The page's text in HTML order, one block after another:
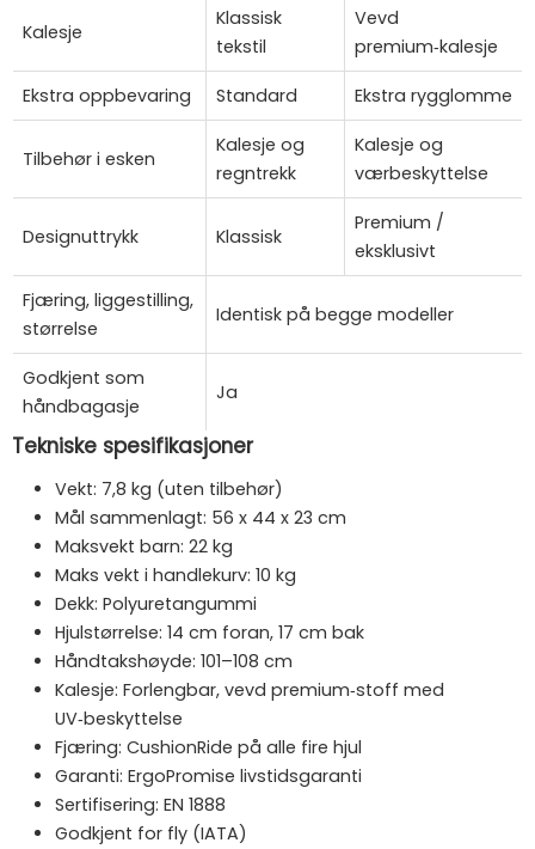
Kalesje
Klassisk
tekstil
Vevd
premium‑kalesje
Ekstra oppbevaring Standard Ekstra rygglomme
Tilbehør i esken
Kalesje og
regntrekk
Kalesje og
værbeskyttelse
Designuttrykk Klassisk
Premium /
eksklusivt
Fjæring, liggestilling,
størrelse
Identisk på begge modeller
Godkjent som
håndbagasje
Ja
Tekniske spesifikasjoner
Vekt: 7,8 kg (uten tilbehør)
Mål sammenlagt: 56 x 44 x 23 cm
Maksvekt barn: 22 kg
Maks vekt i handlekurv: 10 kg
Dekk: Polyuretangummi
Hjulstørrelse: 14 cm foran, 17 cm bak
Håndtakshøyde: 101–108 cm
Kalesje: Forlengbar, vevd premium‑stoff med
UV‑beskyttelse
Fjæring: CushionRide på alle fire hjul
Garanti: ErgoPromise livstidsgaranti
Sertifisering: EN 1888
Godkjent for fly (IATA)